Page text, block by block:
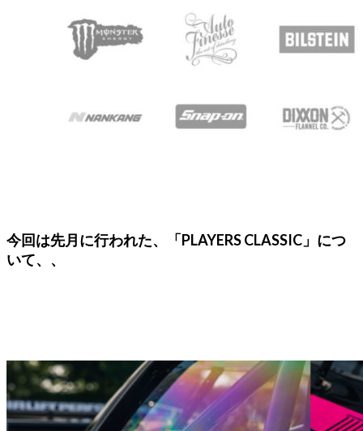
今回は先月に行われた、「PLAYERS CLASSIC」につ
いて、、